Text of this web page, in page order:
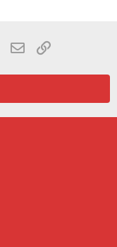
WhatsApp
Email